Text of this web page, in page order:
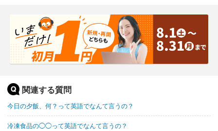
関連する質問
今日の夕飯、何？って英語でなんて言うの？
冷凍食品の◯◯って英語でなんて言うの？